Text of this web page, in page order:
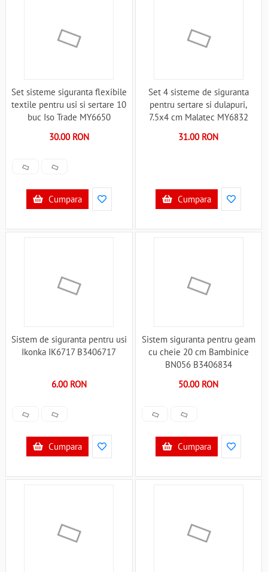
Set sisteme siguranta flexibile
textile pentru usi si sertare 10
buc Iso Trade MY6650
30.00 RON
Cumpara
Set 4 sisteme de siguranta
pentru sertare si dulapuri,
7.5x4 cm Malatec MY6832
31.00 RON
Cumpara
Sistem de siguranta pentru usi
Ikonka IK6717 B3406717
6.00 RON
Cumpara
Sistem siguranta pentru geam
cu cheie 20 cm Bambinice
BN056 B3406834
50.00 RON
Cumpara